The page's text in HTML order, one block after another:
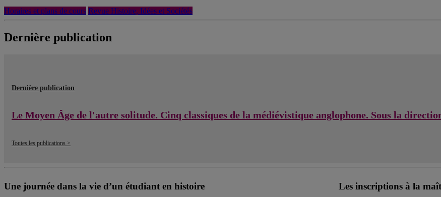
Horaires et plans de cours Revue Histoire, Idées et Sociétés
Dernière publication
Dernière publication
Le Moyen Âge de l'autre solitude. Cinq classiques de la médiévistique anglophone. Sous la
Toutes les publications >
Une journée dans la vie d’un étudiant en histoire Les inscriptions à la